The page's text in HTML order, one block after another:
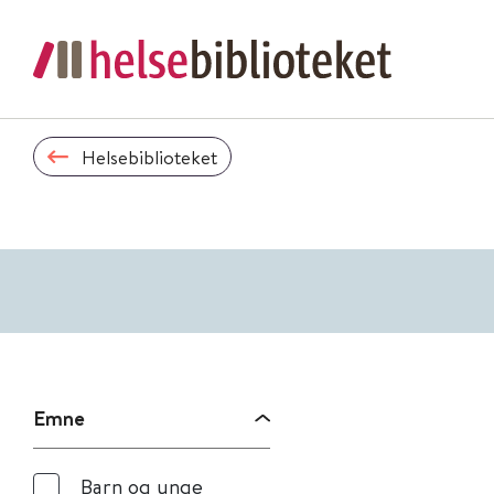
Helsebiblioteket
Emne
Barn og unge